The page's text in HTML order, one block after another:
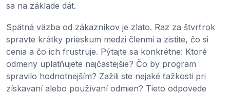
sa na základe dát.
Spätná väzba od zákazníkov je zlato. Raz za štvrťrok
spravte krátky prieskum medzi členmi a zistite, čo si
cenia a čo ich frustruje. Pýtajte sa konkrétne: Ktoré
odmeny uplatňujete najčastejšie? Čo by program
spravilo hodnotnejším? Zažili ste nejaké ťažkosti pri
získavaní alebo používaní odmien? Tieto odpovede